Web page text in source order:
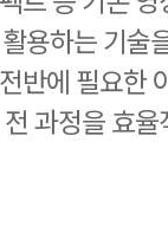
용하는 기술
반에 필요한
과정을 효